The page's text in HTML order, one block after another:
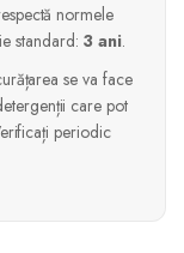
normele
standard: 3 ani.
se va face
care pot
periodic